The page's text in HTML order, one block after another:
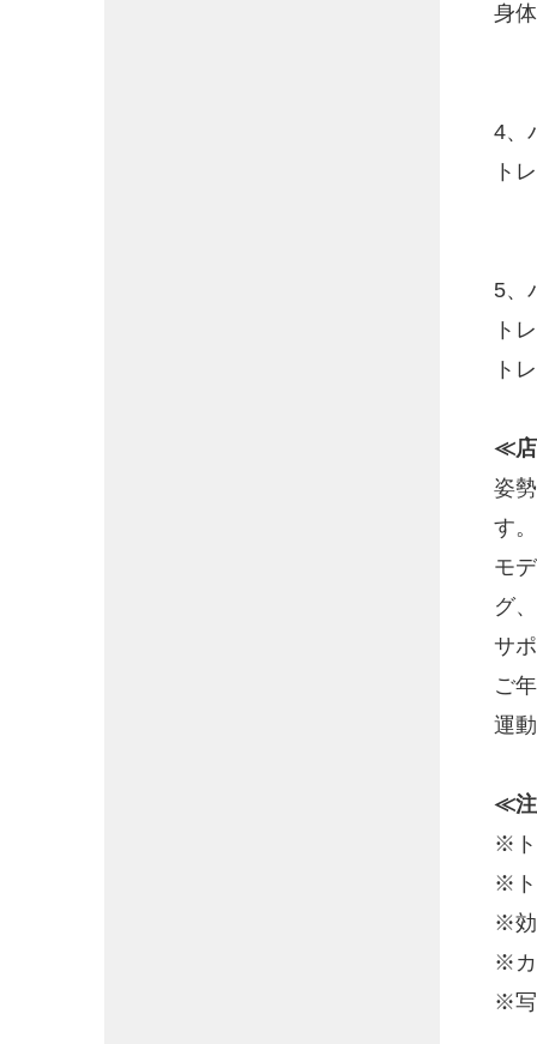
身
4、
ト
5、
ト
ト
≪
姿
す。
モ
グ
サ
ご
運
≪
※ト
※ト
※効
※カ
※写